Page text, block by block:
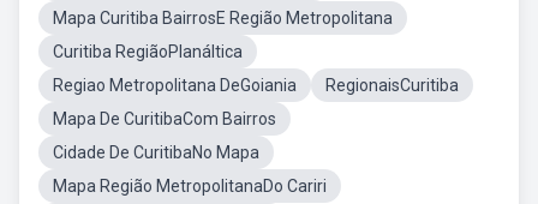
Mapa Curitiba BairrosE Região Metropolitana
Curitiba RegiãoPlanáltica
Regiao Metropolitana DeGoiania
RegionaisCuritiba
Mapa De CuritibaCom Bairros
Cidade De CuritibaNo Mapa
Mapa Região MetropolitanaDo Cariri